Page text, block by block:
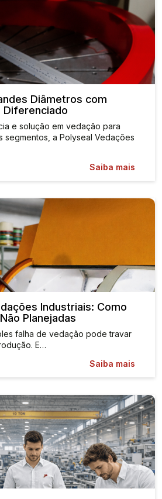
Diâmetros com
Diferenciado
e solução em vedação para
segmentos, a Polyseal Vedações
Saiba mais
Industriais: Como
Planejadas
falha de vedação pode travar
E…
Saiba mais